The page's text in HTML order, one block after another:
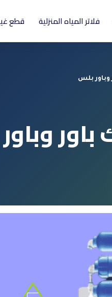
فلاتر المياه المنزلية قطع
وباور بلس
باور